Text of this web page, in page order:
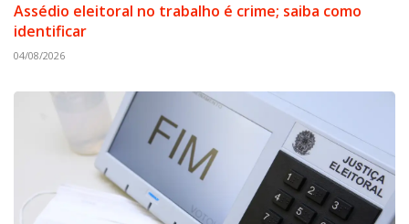
Assédio eleitoral no trabalho é crime; saiba como
identificar
04/08/2026